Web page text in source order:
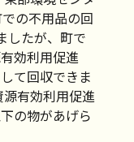
の不用品の回
たが、町で
効利用促進
て回収できま
有効利用促進
の物があげら